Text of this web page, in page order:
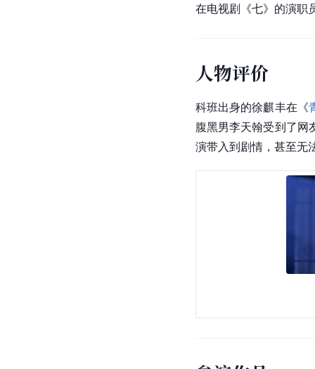
在电视剧《七》的演职
人物评价
科班出身的徐麒丰在《
腹黑男李天翰受到了网
演带入到剧情，甚至无